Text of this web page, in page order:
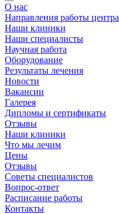
О нас
Направления работы центра
Наши клиники
Наши специалисты
Научная работа
Оборудование
Результаты лечения
Новости
Вакансии
Галерея
Дипломы и сертификаты
Отзывы
Наши клиники
Что мы лечим
Цены
Отзывы
Советы специалистов
Вопрос-ответ
Расписание работы
Контакты